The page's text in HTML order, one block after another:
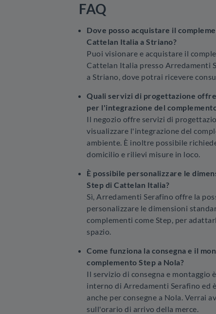
FAQ
Dove posso acquistare il
Cattelan Italia a Striano?
Puoi visionare e acquistare il
Cattelan Italia presso Arredamenti
a Striano, dove potrai ricevere
Quali servizi di progettazione
per l'integrazione del
Il negozio offre servizi di
visualizzare l'integrazione del
ambiente. È inoltre possibile
domicilio e rilievi misure in loco.
È possibile personalizzare le
Step di Cattelan Italia?
Sì, Arredamenti Serafino offre la
personalizzare le dimensioni
complementi come Step, per
spazio.
Come funziona la consegna e il
complemento Step a Nola?
Il servizio di consegna e montaggio
interno di Arredamenti Serafino ed
anche per consegne a Nola. Verrai
sull'orario di arrivo della merce.